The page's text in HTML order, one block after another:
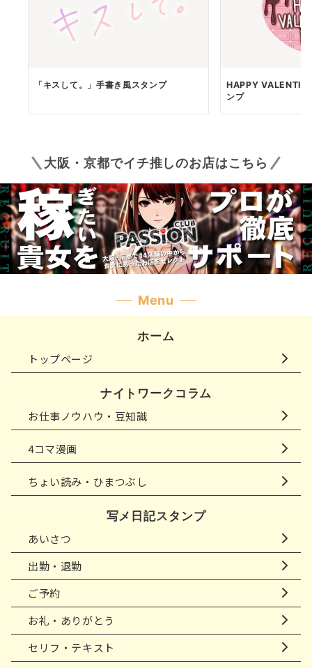
「キスして。」手書き風スタンプ
HAPPY
ンプ
大阪・京都でイチ推しのお店はこちら
Menu
ホーム
トップページ
ナイトワークコラム
お仕事ノウハウ・豆知識
4コマ漫画
ちょい読み・ひまつぶし
写メ日記スタンプ
あいさつ
出勤・退勤
ご予約
お礼・ありがとう
セリフ・テキスト